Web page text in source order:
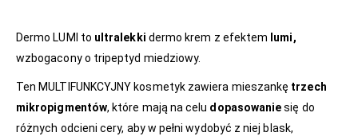
Dermo LUMI to ultralekki dermo krem z efektem lumi,
wzbogacony o tripeptyd miedziowy.
Ten MULTIFUNKCYJNY kosmetyk zawiera mieszankę trzech
mikropigmentów, które mają na celu dopasowaniesię do
różnych odcieni cery, aby w pełni wydobyć z niej blask,